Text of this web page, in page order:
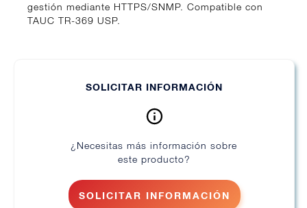
gestión mediante HTTPS/SNMP. Compatible con
TAUC TR-369 USP.
SOLICITAR INFORMACIÓN
¿Necesitas más información sobre
este producto?
SOLICITAR INFORMACIÓN